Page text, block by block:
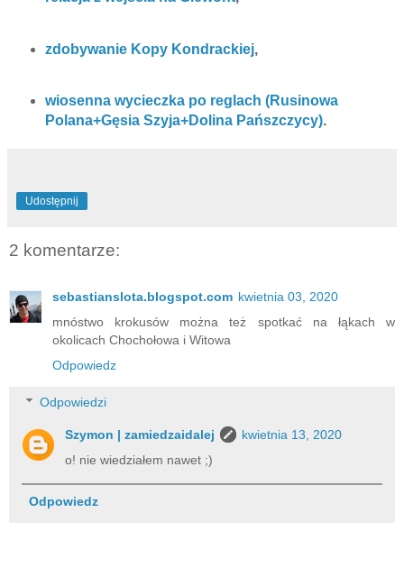
zdobywanie Kopy Kondrackiej,
wiosenna wycieczka po reglach (Rusinowa
Polana+Gęsia Szyja+Dolina Pańszczycy).
Udostępnij
2 komentarze:
sebastianslota.blogspot.com kwietnia 03, 2020
mnóstwo krokusów można też spotkać na łąkach w
okolicach Chochołowa i Witowa
Odpowiedz
Odpowiedzi
Szymon | zamiedzaidalej
kwietnia 13, 2020
o! nie wiedziałem nawet ;)
Odpowiedz